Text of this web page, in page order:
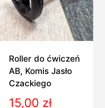
Roller do ćwiczeń
AB, Komis Jasło
Czackiego
15,00 zł